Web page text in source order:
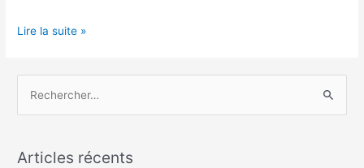
Infractions
précisions
non-
Lire la suite »
h
Articles récents